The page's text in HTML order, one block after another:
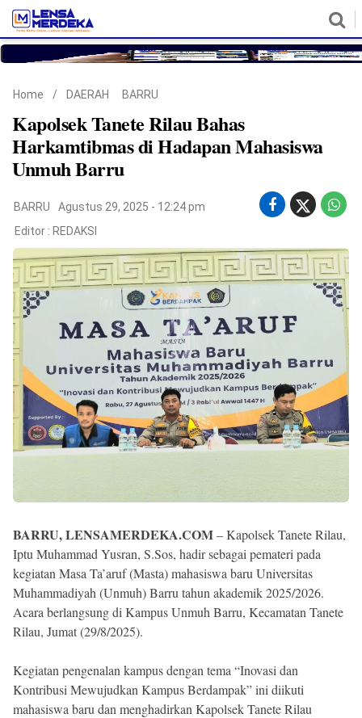
©
Copyright
2026
Lensa
Merdeka
Home / DAERAH BARRU
Kapolsek Tanete Rilau Bahas
Harkamtibmas di Hadapan Mahasiswa
Unmuh Barru
BARRU
Agustus 29, 2025 - 12:24 pm
Editor : REDAKSI
BARRU, LENSAMERDEKA.COM– Kapolsek Tanete Rilau,
Iptu Muhammad Yusran, S.Sos, hadir sebagai pemateri pada
kegiatan Masa Ta’aruf (Masta) mahasiswa baru Universitas
Muhammadiyah (Unmuh) Barru tahun akademik 2025/2026.
Acara berlangsung di Kampus Unmuh Barru, Kecamatan Tanete
Rilau, Jumat (29/8/2025).
Kegiatan pengenalan kampus dengan tema “Inovasi dan
Kontribusi Mewujudkan Kampus Berdampak” ini diikuti
mahasiswa baru dan menghadirkan Kapolsek Tanete Rilau